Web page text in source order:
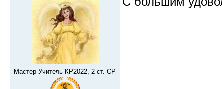
Мастер-Учитель КР2022, 2 ст. ОР